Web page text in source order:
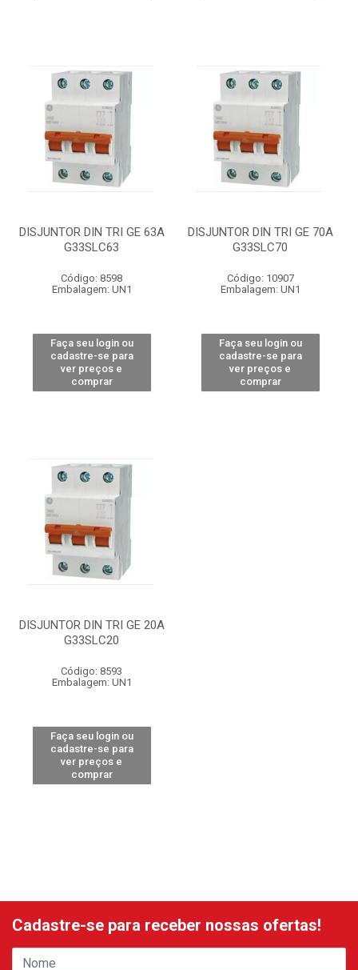
DISJUNTOR DIN TRI GE 63A
G33SLC63
Código: 8598
Embalagem: UN1
Faça seu login ou
cadastre-se para
ver preços e
comprar
DISJUNTOR DIN TRI GE 70A
G33SLC70
Código: 10907
Embalagem: UN1
Faça seu login ou
cadastre-se para
ver preços e
comprar
DISJUNTOR DIN TRI GE 20A
G33SLC20
Código: 8593
Embalagem: UN1
Faça seu login ou
cadastre-se para
ver preços e
comprar
Cadastre-se para receber nossas ofertas!